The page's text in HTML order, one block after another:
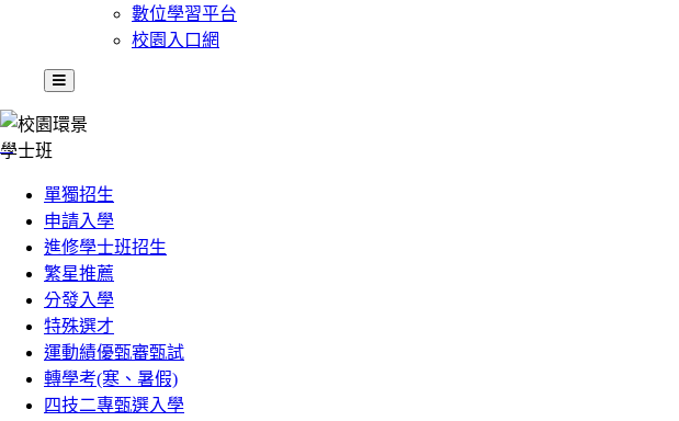
數位學習平台
校園入口網
:::
學士班
單獨招生
申請入學
進修學士班招生
繁星推薦
分發入學
特殊選才
運動績優甄審甄試
轉學考(寒、暑假)
四技二專甄選入學